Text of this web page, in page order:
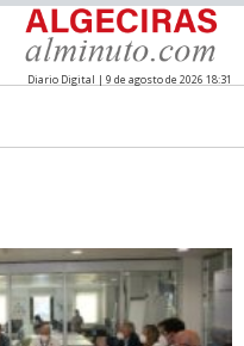
Diario Digital | 9 de agosto de 2026 18:31